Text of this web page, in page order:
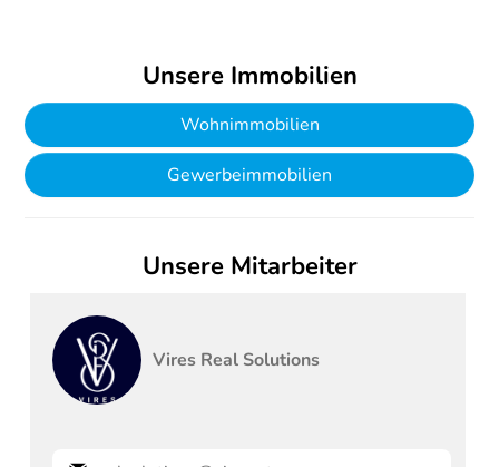
Unsere Immobilien
Wohnimmobilien
Gewerbeimmobilien
Unsere Mitarbeiter
Vires Real Solutions